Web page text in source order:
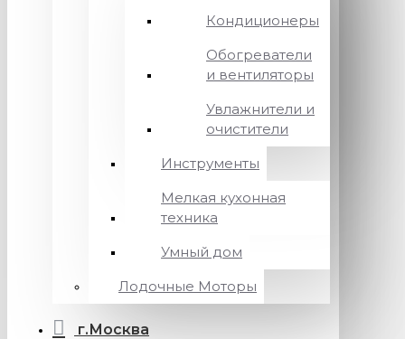
Кондиционеры
Обогреватели
и вентиляторы
Увлажнители и
очистители
Инструменты
Мелкая кухонная
техника
Умный дом
Лодочные Моторы
г.Москва